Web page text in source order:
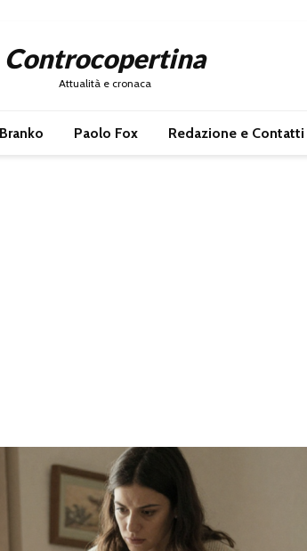
Controcopertina
Attualità e cronaca
Branko Paolo Fox Redazione e Contatti